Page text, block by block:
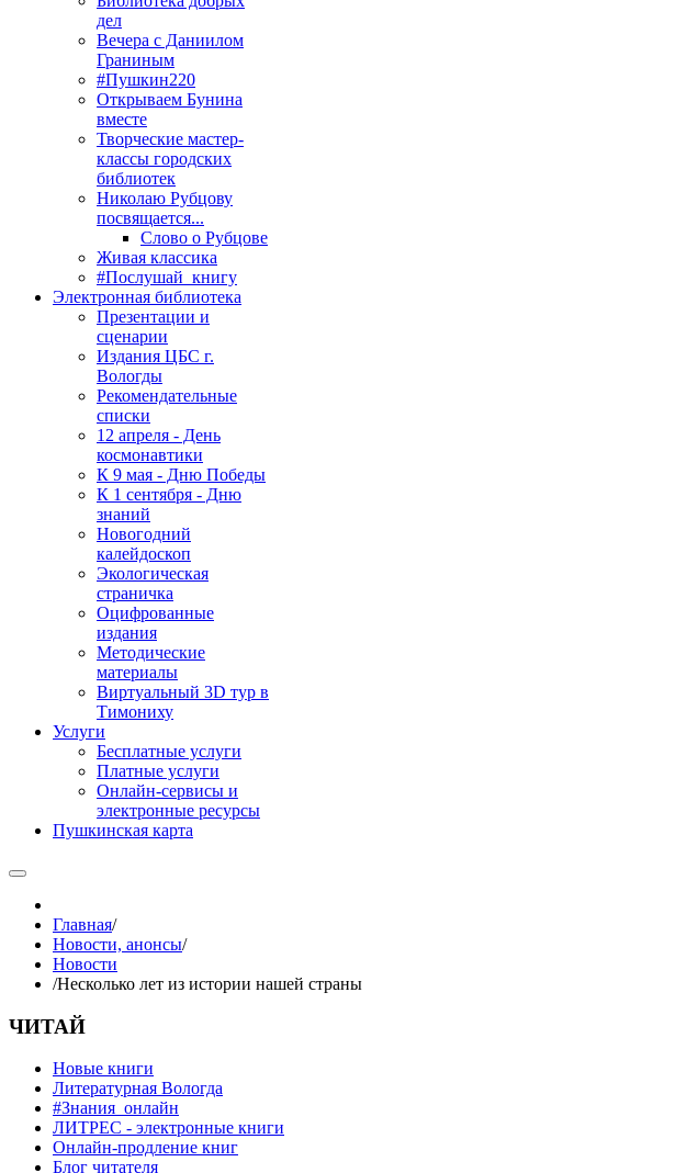
дел
Вечера с Даниилом
Граниным
#Пушкин220
Открываем Бунина
вместе
Творческие мастер-
классы городских
библиотек
Николаю Рубцову
посвящается...
Слово о Рубцове
Живая классика
#Послушай_книгу
Электронная библиотека
Презентации и
сценарии
Издания ЦБС г.
Вологды
Рекомендательные
списки
12 апреля - День
космонавтики
К 9 мая - Дню Победы
К 1 сентября - Дню
знаний
Новогодний
калейдоскоп
Экологическая
страничка
Оцифрованные
издания
Методические
материалы
Виртуальный 3D тур в
Тимониху
Услуги
Бесплатные услуги
Платные услуги
Онлайн-сервисы и
электронные ресурсы
Пушкинская карта
Главная/
Новости, анонсы/
Новости
/Несколько лет из истории нашей страны
ЧИТАЙ
Новые книги
Литературная Вологда
#Знания_онлайн
ЛИТРЕС - электронные книги
Онлайн-продление книг
Блог читателя